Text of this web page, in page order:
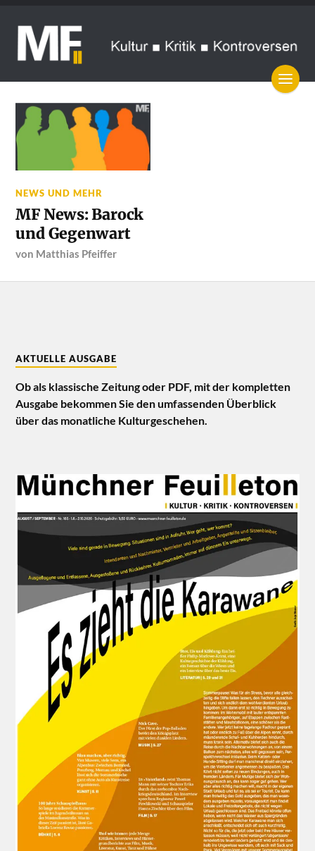
NEWS UND MEHR
MF News: Barock
und Gegenwart
von Matthias Pfeiffer
AKTUELLE AUSGABE
Ob als klassische Zeitung oder PDF, mit der kompletten
Ausgabe bekommen Sie den umfassenden Überblick
über das monatliche Kulturgeschehen.